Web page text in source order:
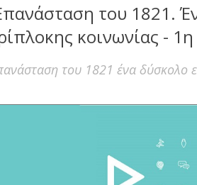
του 1821.
κοινωνίας - 1η
του 1821 ένα δύσκολο